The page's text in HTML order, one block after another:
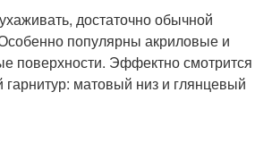
достаточно обычной
популярны акриловые и
поверхности. Эффектно смотрится
матовый низ и глянцевый